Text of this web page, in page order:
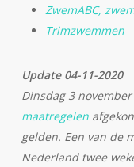
ZwemABC,
Trimzwemmen
Update 04-11-2020
Dinsdag 3
maatregelen
gelden. Een van de
Nederland twee